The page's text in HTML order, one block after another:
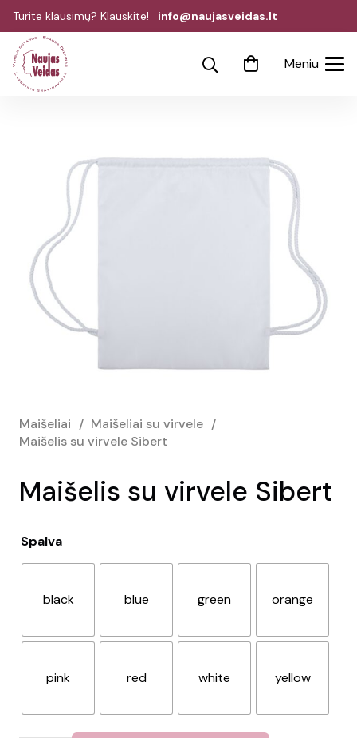
Turite klausimų? Klauskite! info@naujasveidas.lt
Meniu
Maišeliai / Maišeliai su virvele /
Maišelis su virvele Sibert
Maišelis su virvele Sibert
Spalva
black blue green orange
pink red white yellow